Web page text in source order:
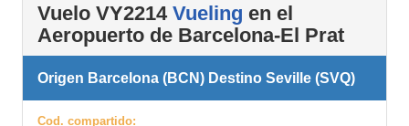
Vuelo VY2214 Vueling en el
Aeropuerto de Barcelona-El Prat
Origen Barcelona (BCN) Destino Seville (SVQ)
Cod. compartido: